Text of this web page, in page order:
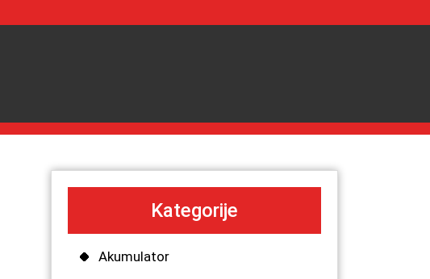
Kategorije
Akumulator